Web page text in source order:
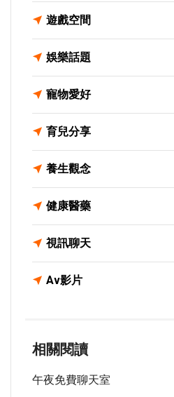
遊戲空間
娛樂話題
寵物愛好
育兒分享
養生觀念
健康醫藥
視訊聊天
Av影片
相關閱讀
午夜免費聊天室